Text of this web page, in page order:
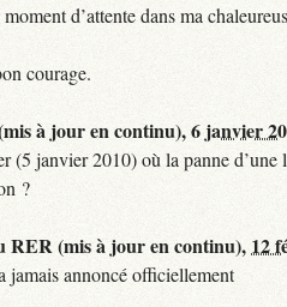
d’attente dans ma
courage.
à jour en continu),6 janvier
(5 janvier 2010) où la panne
?
RER (mis à jour en continu), 12
jamais annoncé officiellement